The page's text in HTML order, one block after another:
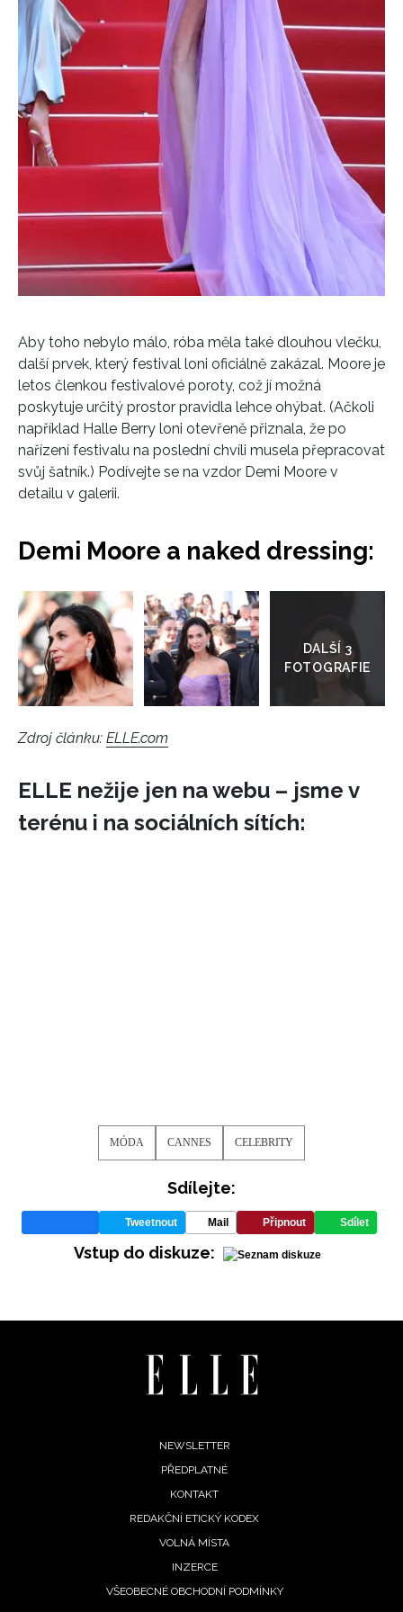
REDAKCE
Aby toho nebylo málo, róba měla také dlouhou vlečku,
další prvek, který festival loni oficiálně zakázal. Moore je
letos členkou festivalové poroty, což jí možná
poskytuje určitý prostor pravidla lehce ohýbat. (Ačkoli
například Halle Berry loni otevřeně přiznala, že po
nařízení festivalu na poslední chvíli musela přepracovat
svůj šatník.) Podívejte se na vzdor Demi Moore v
detailu v galerii.
Demi Moore a naked dressing:
galerie
Zdroj článku: ELLE.com
ELLE nežije jen na webu – jsme v
terénu i na sociálních sítích:
MÓDA CANNES CELEBRITY
Sdílejte:
Tweetnout Mail Připnout Sdílet
Vstup do diskuze:
NEWSLETTER
PŘEDPLATNÉ
KONTAKT
REDAKČNÍ ETICKÝ KODEX
VOLNÁ MÍSTA
INZERCE
VŠEOBECNÉ OBCHODNÍ PODMÍNKY